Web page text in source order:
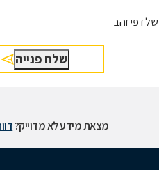
של דפי זהב
מצאת מידע לא מדוייק?